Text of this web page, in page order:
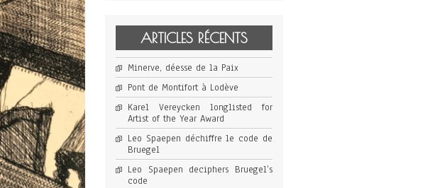
ARTICLES RÉCENTS
Minerve, déesse de la Paix
Pont de Montifort à Lodève
Karel Vereycken longlisted for
Artist of the Year Award
Leo Spaepen déchiffre le code de
Bruegel
Leo Spaepen deciphers Bruegel’s
code